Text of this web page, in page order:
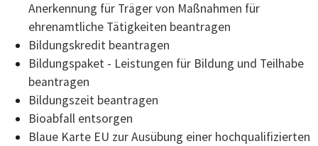
Anerkennung für Träger von Maßnahmen für
ehrenamtliche Tätigkeiten beantragen
Bildungskredit beantragen
Bildungspaket - Leistungen für Bildung und Teilhabe
beantragen
Bildungszeit beantragen
Bioabfall entsorgen
Blaue Karte EU zur Ausübung einer hochqualifizierten